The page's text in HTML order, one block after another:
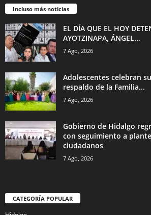
Incluso más noticias
EL DÍA QUE EL HOY
AYOTZINAPA, ÁNGEL...
7 Ago, 2026
Adolescentes celebran
respaldo de la Familia...
7 Ago, 2026
Gobierno de Hidalgo
con seguimiento a
ciudadanos
7 Ago, 2026
CATEGORÍA POPULAR